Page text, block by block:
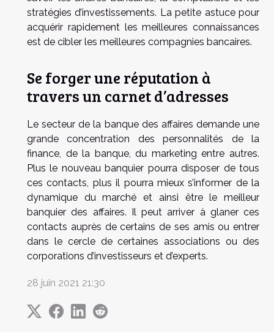
stratégies d’investissements. La petite astuce pour
acquérir rapidement les meilleures connaissances
est de cibler les meilleures compagnies bancaires.
Se forger une réputation à
travers un carnet d’adresses
Le secteur de la banque des affaires demande une
grande concentration des personnalités de la
finance, de la banque, du marketing entre autres.
Plus le nouveau banquier pourra disposer de tous
ces contacts, plus il pourra mieux s’informer de la
dynamique du marché et ainsi être le meilleur
banquier des affaires. Il peut arriver à glaner ces
contacts auprès de certains de ses amis ou entrer
dans le cercle de certaines associations ou des
corporations d’investisseurs et d’experts.
28 juin 2021 21:30